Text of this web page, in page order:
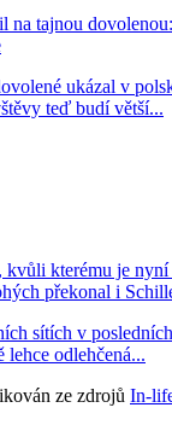
na tajnou
ukázal v
teď budí větší...
kvůli kterému je nyní
překonal i
sítích v
lehce odlehčená...
ze zdrojů In-